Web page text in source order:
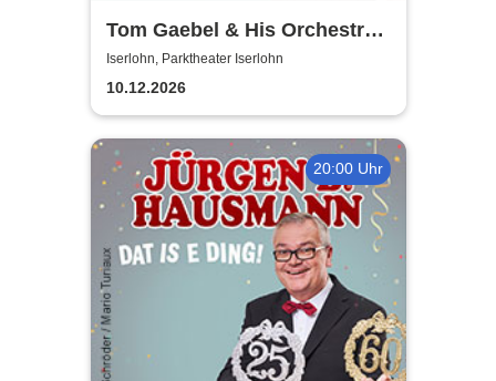
Tom Gaebel & His Orchestra -
A Swinging Christmas 2026
Iserlohn, Parktheater Iserlohn
10.12.2026
20:00 Uhr